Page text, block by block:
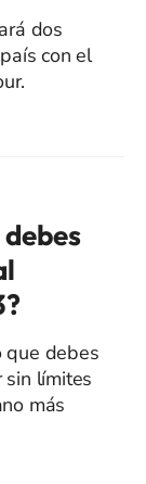
dos
con el
que debes
límites
más